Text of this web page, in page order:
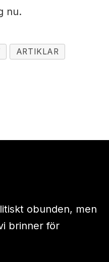
nu.
ARTIKLAR
obunden, men
brinner för